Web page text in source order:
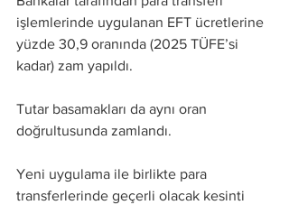
işlemlerinde uygulanan EFT ücretlerine
yüzde 30,9 oranında (2025 TÜFE’si
kadar) zam yapıldı.
Tutar basamakları da aynı oran
doğrultusunda zamlandı.
Yeni uygulama ile birlikte para
transferlerinde geçerli olacak kesinti